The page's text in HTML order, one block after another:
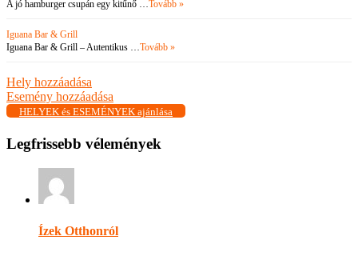
A jó hamburger csupán egy kitűnő …Tovább »
Iguana Bar & Grill
Iguana Bar & Grill – Autentikus …Tovább »
Hely hozzáadása
Esemény hozzáadása
HELYEK és ESEMÉNYEK ajánlása
Legfrissebb vélemények
Ízek Otthonról